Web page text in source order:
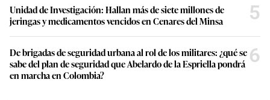
Unidad de Investigación: Hallan más de siete millones de
jeringas y medicamentos vencidos en Cenares del Minsa
5
De brigadas de seguridad urbana al rol de los militares: ¿qué se
sabe del plan de seguridad que Abelardo de la Espriella pondrá
en marcha en Colombia?
6